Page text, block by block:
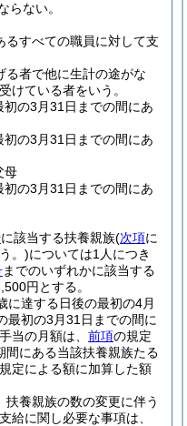
らない。
るすべての職員に対して支
る者で他に生計の途がな
けている者をいう。
の3月31日までの間にあ
の3月31日までの間にあ
母
の3月31日までの間にあ
に該当する扶養親族(次項に
。)については1人につき
までのいずれかに該当する
円とする。
に達する日後の最初の4月
最初の3月31日までの間に
当の月額は、 前項の規定
間にある当該扶養親族たる
定による額に加算した額
扶養親族の数の変更に伴う
給に関し必要な事項は、